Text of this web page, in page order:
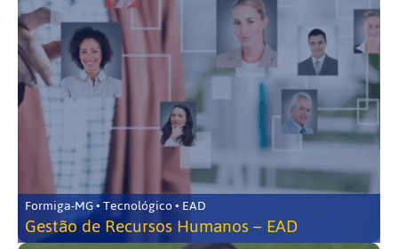
Formiga-MG • Tecnológico • EAD
Gestão de Recursos Humanos – EAD